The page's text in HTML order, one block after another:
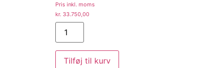
Pris inkl. moms
kr. 33.750,00
Tilføj til kurv